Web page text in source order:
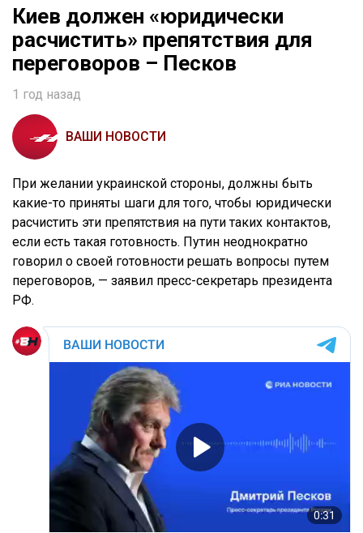
Киев должен «юридически
расчистить» препятствия для
переговоров – Песков
1 год назад
ВАШИ НОВОСТИ
При желании украинской стороны, должны быть
какие-то приняты шаги для того, чтобы юридически
расчистить эти препятствия на пути таких контактов,
если есть такая готовность. Путин неоднократно
говорил о своей готовности решать вопросы путем
переговоров, — заявил пресс-секретарь президента
РФ.